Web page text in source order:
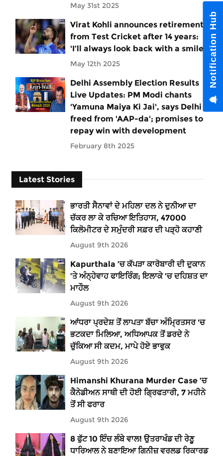
May 31st 2025
Virat Kohli announces retirement
from Test Cricket after 14 years:
'I’ll always look back with a smile'
May 12th 2025
Delhi Assembly Election Results
Live Updates: PM Modi chants
'Yamuna Maiya Ki Jai', says Delhi
freed from 'AAP-da'; promises to
repay win with development
February 8th 2025
Latest Stories
ਭਾਰਤੀ ਸੈਨਾਵਾਂ ਦੇ ਮਹਿਲਾ ਦਲ ਨੇ ਦੁਨੀਆ ਦਾ
ਚੱਕਰ ਲਾ ਕੇ ਰਚਿਆ ਇਤਿਹਾਸ, 47000
ਕਿਲੋਮੀਟਰ ਦੇ ਸਮੁੰਦਰੀ ਸਫ਼ਰ ਦੀ ਪੜ੍ਹੋ ਕਹਾਣੀ
August 9th 2026
Kapurthala ’ਚ ਕੱਪੜਾ ਕਾਰੋਬਾਰੀ ਦੀ ਦੁਕਾਨ
’ਤੇ ਅੰਨ੍ਹੇਵਾਹ ਫਾਇਰਿੰਗ; ਇਲਾਕੇ ’ਚ ਦਹਿਸ਼ਤ ਦਾ
ਮਾਹੌਲ
August 9th 2026
ਆਂਧਰਾ ਪ੍ਰਦੇਸ਼ ਤੋਂ ਲਾਪਤਾ ਬੱਚਾ ਅੰਮ੍ਰਿਤਸਰ 'ਚ
ਭਟਕਦਾ ਮਿਲਿਆ, ਅਧਿਆਪਕ ਤੋਂ ਡਰਦੇ ਨੇ
ਚੁੱਕਿਆ ਸੀ ਕਦਮ, ਮਾਪੇ ਹੋਏ ਭਾਵੁਕ
August 9th 2026
Himanshi Khurana Murder Case ’ਚ
ਕੈਨੇਡੀਅਨ ਸਾਥੀ ਦੀ ਹੋਈ ਗ੍ਰਿਫਤਾਰੀ, 7 ਮਹੀਨੇ
ਤੋਂ ਸੀ ਫਰਾਰ
August 9th 2026
8 ਫੁੱਟ 10 ਇੰਚ ਲੰਬੇ ਵਾਲ! ਉਤਰਾਖੰਡ ਦੀ ਰੇਣੂ
ਧਾਰਿਆਲ ਨੇ ਬਣਾਇਆ ਗਿਨੀਜ਼ ਵਰਲਡ ਰਿਕਾਰਡ
Notification Hub